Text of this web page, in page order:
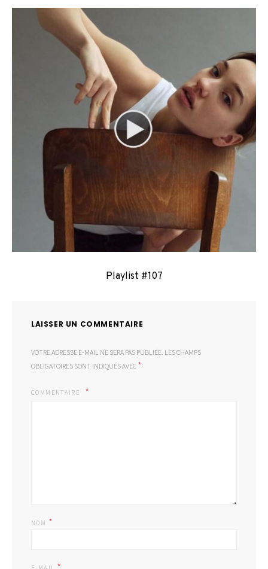
Playlist #107
LAISSER UN COMMENTAIRE
VOTRE ADRESSE E-MAIL NE SERA PAS PUBLIÉE. LES CHAMPS
OBLIGATOIRES SONT INDIQUÉS AVEC *
COMMENTAIRE
NOM *
*